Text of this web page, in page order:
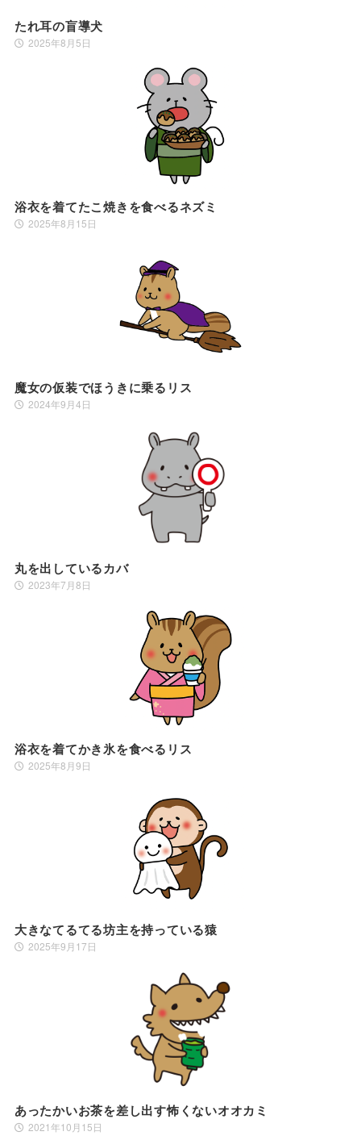
たれ耳の盲導犬
2025年8月5日
浴衣を着てたこ焼きを食べるネズミ
2025年8月15日
魔女の仮装でほうきに乗るリス
2024年9月4日
丸を出しているカバ
2023年7月8日
浴衣を着てかき氷を食べるリス
2025年8月9日
大きなてるてる坊主を持っている猿
2025年9月17日
あったかいお茶を差し出す怖くないオオカミ
2021年10月15日